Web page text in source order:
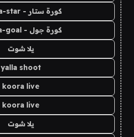
كورة ستار - koora-star
كورة جول - koora-goal
يلا شوت
yalla shoot
koora live
koora live
يلا شوت